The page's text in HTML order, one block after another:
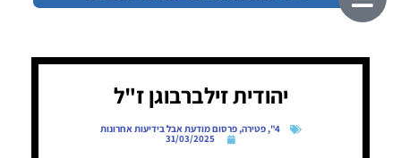
יהודית זילברבוגן ז"ל
4"
,פטירה,פרסום מודעת אבל בידיעות אחרונות
31/03/2025